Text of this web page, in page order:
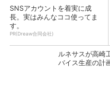
SNSアカウントを着実に成
長。実はみんなココ使ってま
す。
PR(Dreaw合同会社)
ルネサスが高崎
バイス生産の計